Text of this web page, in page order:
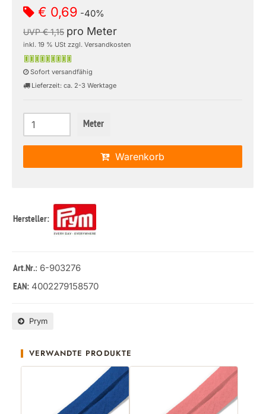
€ 0,69 -40%
UVP € 1,15 pro Meter
inkl. 19 % USt zzgl. Versandkosten
Sofort versandfähig
Lieferzeit: ca. 2-3 Werktage
Meter
Warenkorb
Hersteller:
Art.Nr.: 6-903276
EAN: 4002279158570
Prym
VERWANDTE PRODUKTE